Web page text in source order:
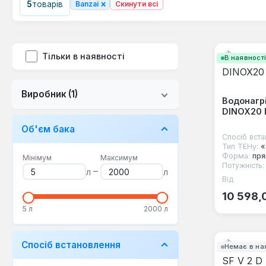
5товарів Banzai × Скинути всі
Тільки в наявності
Виробник (1)
Об'єм бака
Мінімум
л –
Максимум
л
5 л 2000 л
Спосіб встановлення
В наявності
DINOX20
Спосіб
Тип ТЕНу:
Форма:
Потужність:
Від
10
Немає в